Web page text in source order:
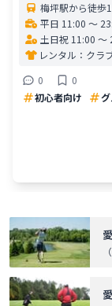
梅坪駅から徒歩
平日 11:00 〜
土日祝 11:00 〜
レンタル： クラ
0
0
初心者向け
（